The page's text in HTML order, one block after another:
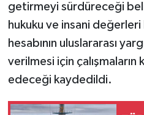
getirmeyi sürdüreceği
hukuku ve insani
hesabının uluslararası
verilmesi için çalışmaların
edeceği kaydedildi.